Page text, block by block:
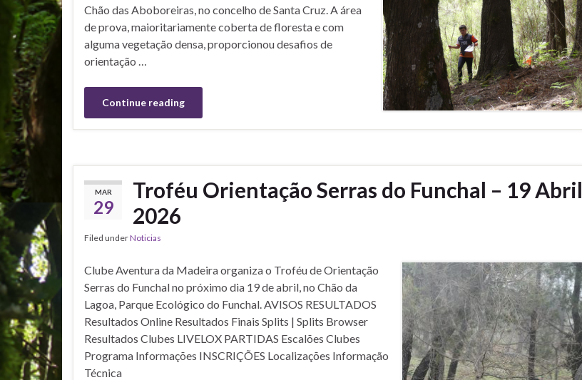
Chão das Aboboreiras, no concelho de Santa Cruz. A área
de prova, maioritariamente coberta de floresta e com
alguma vegetação densa, proporcionou desafios de
orientação …
Continue reading
MAR
29
Troféu Orientação Serras do Funchal – 19 Abril
2026
Filed underNoticias
Clube Aventura da Madeira organiza o Troféu de Orientação
Serras do Funchal no próximo dia 19 de abril, no Chão da
Lagoa, Parque Ecológico do Funchal. AVISOS RESULTADOS
Resultados Online Resultados Finais Splits | Splits Browser
Resultados Clubes LIVELOX PARTIDAS Escalões Clubes
Programa Informações INSCRIÇÕES Localizações Informação
Técnica